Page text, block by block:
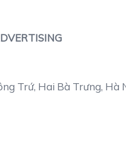
Trứ, Hai Bà Trưng, Hà